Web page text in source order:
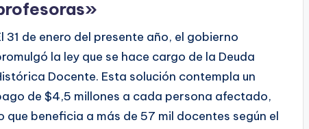
31 de enero del presente año, el gobierno
la ley que se hace cargo de la Deuda
Docente. Esta solución contempla un
de $4,5 millones a cada persona afectado,
que beneficia a más de 57 mil docentes según el